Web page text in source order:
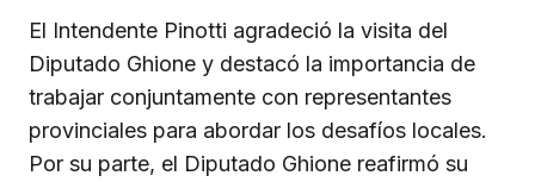
El Intendente Pinotti agradeció la visita del
Diputado Ghione y destacó la importancia de
trabajar conjuntamente con representantes
provinciales para abordar los desafíos locales.
Por su parte, el Diputado Ghione reafirmó su